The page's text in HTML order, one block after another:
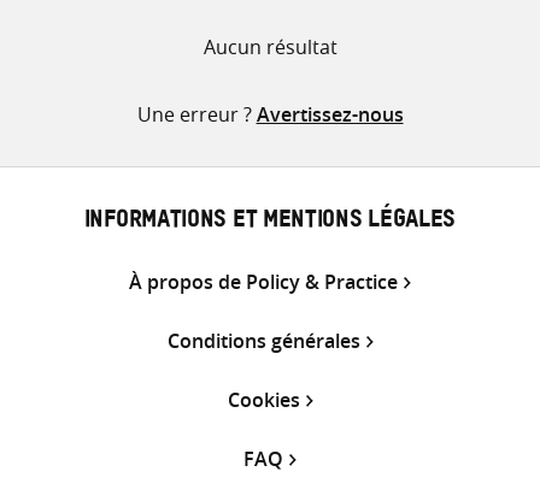
Aucun résultat
Une erreur ?Avertissez-nous
INFORMATIONS ET MENTIONS LÉGALES
À propos de Policy & Practice
Conditions générales
Cookies
FAQ